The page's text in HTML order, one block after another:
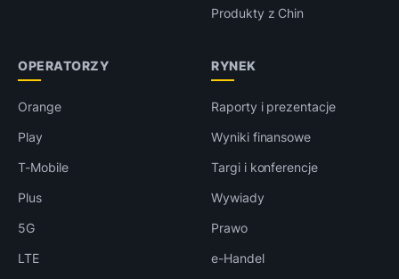
Produkty z Chin
OPERATORZY
Orange
Play
T-Mobile
Plus
5G
LTE
RYNEK
Raporty i prezentacje
Wyniki finansowe
Targi i konferencje
Wywiady
Prawo
e-Handel